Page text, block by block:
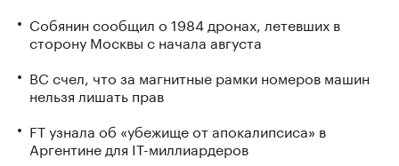
Собянин сообщил о 1984 дронах, летевших в
сторону Москвы с начала августа
ВС счел, что за магнитные рамки номеров машин
нельзя лишать прав
FT узнала об «убежище от апокалипсиса» в
Аргентине для IT-миллиардеров